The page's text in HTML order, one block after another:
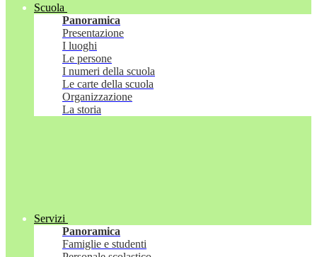
Scuola
Panoramica
Presentazione
I luoghi
Le persone
I numeri della scuola
Le carte della scuola
Organizzazione
La storia
Servizi
Panoramica
Famiglie e studenti